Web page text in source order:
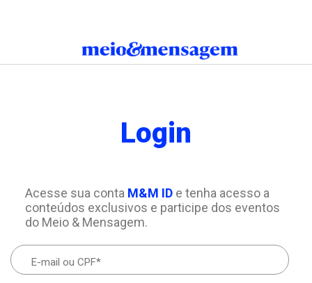
Login
Acesse sua conta M&M IDe tenha acesso a
conteúdos exclusivos e participe dos eventos
do Meio & Mensagem.